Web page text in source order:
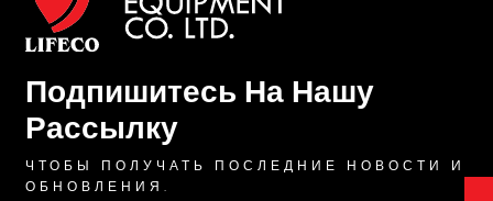
Подпишитесь На Нашу
Рассылку
ЧТОБЫ ПОЛУЧАТЬ ПОСЛЕДНИЕ НОВОСТИ И
ОБНОВЛЕНИЯ.